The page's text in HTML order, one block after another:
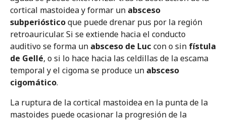
cortical mastoidea y formar un absceso
subperiósticoque puede drenar pus por la región
retroauricular. Si se extiende hacia el conducto
auditivo se forma un absceso de Luc con o sin fístula
de Gellé, o si lo hace hacia las celdillas de la escama
temporal y el cigoma se produce un absceso
cigomático.
La ruptura de la cortical mastoidea en la punta de la
mastoides puede ocasionar la progresión de la